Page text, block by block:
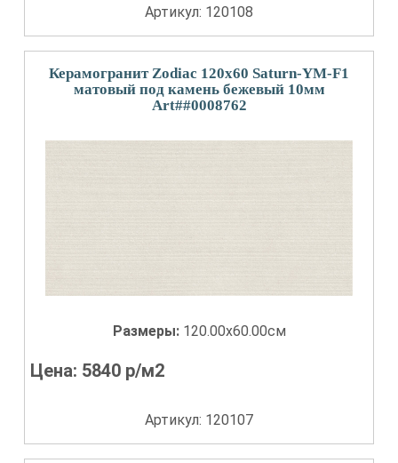
Артикул: 120108
Керамогранит Zodiac 120x60 Saturn-YM-F1
матовый под камень бежевый 10мм
Art##0008762
Размеры: 120.00x60.00см
Цена: 5840 р/м2
Артикул: 120107